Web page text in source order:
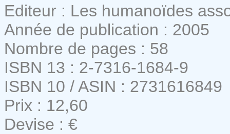
Editeur : Les humanoïdes
Année de publication : 2005
Nombre de pages : 58
ISBN 13 : 2-7316-1684-9
ISBN 10 / ASIN : 2731616849
Prix : 12,60
Devise : €